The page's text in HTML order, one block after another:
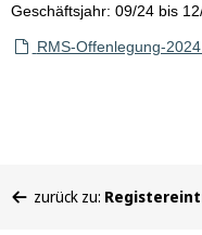
Geschäftsjahr: 09/24 bis
RMS-Offenlegung-
befinden
zurück zu: